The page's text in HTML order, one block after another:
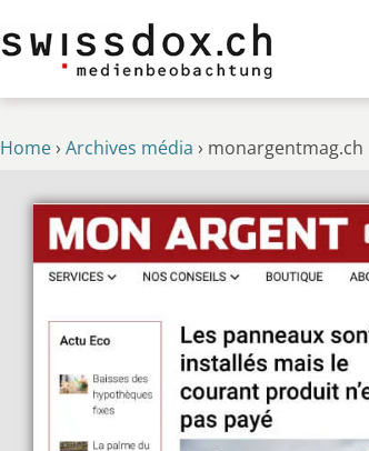
Home› Archives média › monargentmag.ch